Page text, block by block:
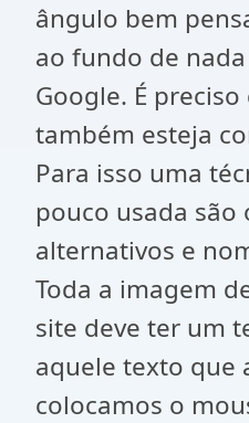
ângulo bem
ao fundo de
Google. É
também esteja
Para isso uma
pouco usada são
alternativos e
Toda a imagem
site deve ter um
aquele texto que
colocamos o